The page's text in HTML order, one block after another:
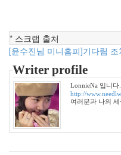
* 스크랩 출처
[윤수진님 미니홈피]기다림
Writer profile
LonnieNa 입니다.
http://
여러분과 나의
2009
년
3
월
4
2009
년
4
월
2
2009